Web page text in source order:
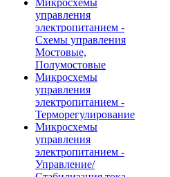
Микросхемы
управления
электропитанием -
Схемы управления
Мостовые,
Полумостовые
Микросхемы
управления
электропитанием -
Терморегулирование
Микросхемы
управления
электропитанием -
Управление/